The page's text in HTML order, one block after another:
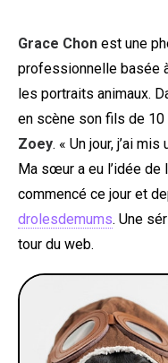
Grace Chon est une
professionnelle basée
les portraits animaux.
en scène son fils de
Zoey. « Un jour, j’ai
Ma sœur a eu l’idée de
commencé ce jour et
drolesdemums. Une
tour du web.